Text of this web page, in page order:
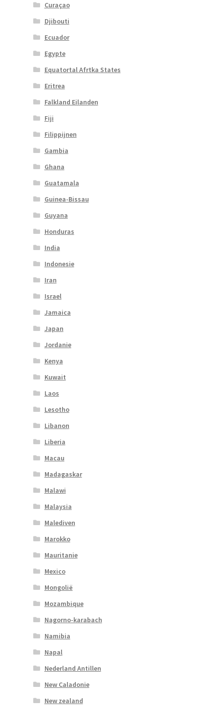
Curaçao
Djibouti
Ecuador
Egypte
Equatortal Afrtka States
Eritrea
Falkland Eilanden
Fiji
Filippijnen
Gambia
Ghana
Guatamala
Guinea-Bissau
Guyana
Honduras
India
Indonesie
Iran
Israel
Jamaica
Japan
Jordanie
Kenya
Kuwait
Laos
Lesotho
Libanon
Liberia
Macau
Madagaskar
Malawi
Malaysia
Malediven
Marokko
Mauritanie
Mexico
Mongolië
Mozambique
Nagorno-karabach
Namibia
Napal
Nederland Antillen
New Caladonie
New zealand